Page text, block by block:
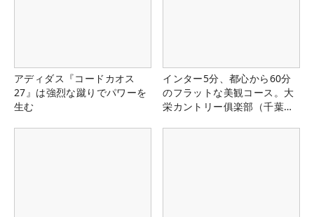
アディダス『コードカオス
27』は強烈な蹴りでパワーを
生む
インター5分、都心から60分
のフラットな美観コース。大
栄カントリー俱楽部（千葉